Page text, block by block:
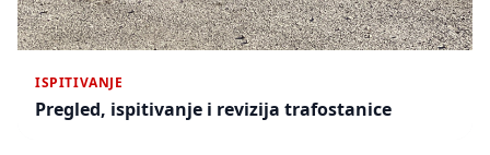
ISPITIVANJE
Pregled, ispitivanje i revizija trafostanice